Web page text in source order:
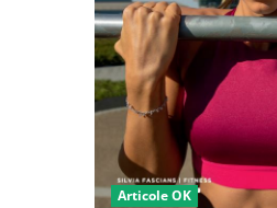
Articole OK